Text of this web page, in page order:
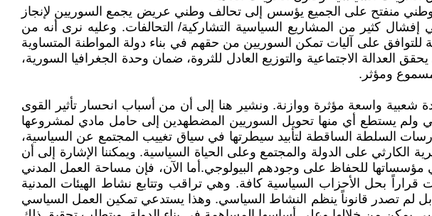
منفتح على الجميع يؤسس إلى تحالف وطني عريض يجمع السوريين لإنجاز
إفشال كثير من المشاريع السياسية التشاركية/ التحالفات. وعليه نرى أنه من
للتوافق على آليات تمكن السوريين من حقهم في بناء دولة المواطنة المتساوية
الاجتماعية والتوزيع العادل للثروة، ضمان وحدة الجغرافيا السورية،
مسموع ومؤثر.
واسعة مؤثرة ووازنة. ونشير هنا إلى أن من أسباب انحسار تأثير القوى
ولم يستطع أي منها تحويل السوريين المضطهدين إلى حامل مادي لمشروعها
السلطة الساقطة لتأبيد سيطرتها في سياق تغييب المجتمع عن السياسية،
الكارثي على الدولة والمجتمع وعلى الحياة السياسية. ويمكننا الإشارة إلى أن
مؤسساتها للحفاظ على وجودهم البيولوجي.أما الآن، فإن مساحة العمل المدني
بحل الأحزاب السياسية كافة. وهي تراقب وتتابع نشاط الهيئات المدنية
لم تصدر قانوناً ينظم النشاط السياسي. وهذا يستدعي تمكين العمل السياسي